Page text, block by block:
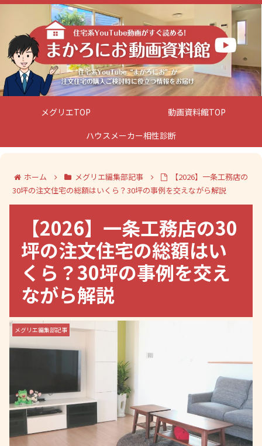
メグリエTOP
動画資料館TOP
ハウスメーカー相性診断
ホーム メグリエ編集部記事
【2026】一条工務店の
30坪の注文住宅の総額はいくら？30坪の事例を交えながら解説
【2026】一条工務店の30
坪の注文住宅の総額はい
くら？30坪の事例を交え
ながら解説
メグリエ編集部記事